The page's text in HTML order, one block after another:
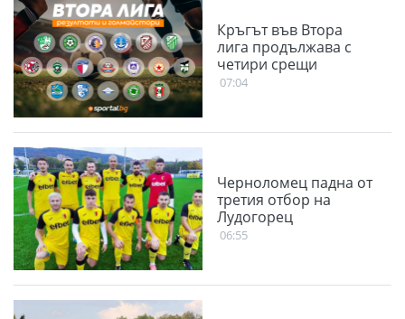
Кръгът във Втора
лига продължава с
четири срещи
07:04
Черноломец падна от
третия отбор на
Лудогорец
06:55